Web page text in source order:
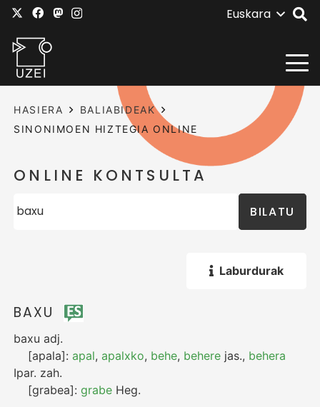
Euskara
HASIERA
BALIABIDEAK
SINONIMOEN HIZTEGIA ONLINE
ONLINE KONTSULTA
BILATU
Laburdurak
BAXU
baxu adj.
[apala]:apal,apalxko, behe, behere jas., behera
Ipar. zah.
[grabea]:grabe Heg.